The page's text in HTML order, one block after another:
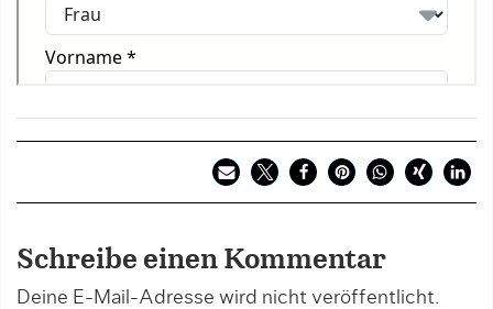
Schreibe einen Kommentar
Deine E-Mail-Adresse wird nicht veröffentlicht.